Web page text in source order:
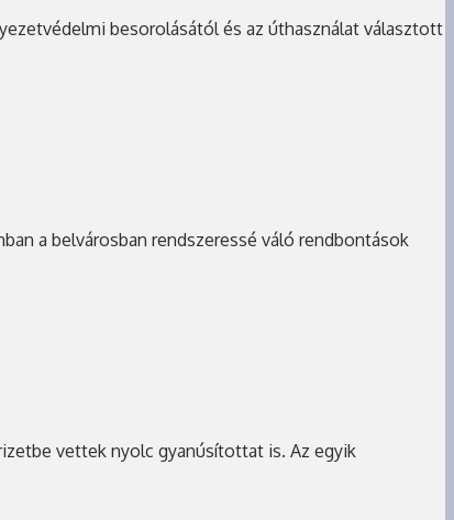
besorolásától és az úthasználat választott
a belvárosban rendszeressé váló rendbontások
vettek nyolc gyanúsítottat is. Az egyik